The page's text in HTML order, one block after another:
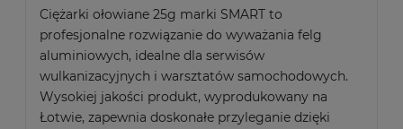
Ciężarki ołowiane 25g marki SMART to
profesjonalne rozwiązanie do wyważania felg
aluminiowych, idealne dla serwisów
wulkanizacyjnych i warsztatów samochodowych.
Wysokiej jakości produkt, wyprodukowany na
Łotwie, zapewnia doskonałe przyleganie dzięki